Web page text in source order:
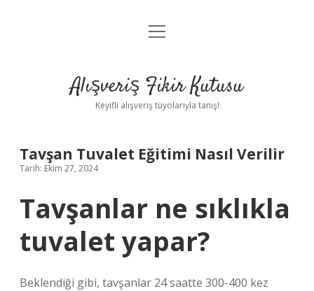
Anasayfa
Yasal Uyarı
menüyü
Alışveriş Fikir Kutusu
Keyifli alışveriş tüyolarıyla tanış!
Tavşan Tuvalet Eğitimi Nasıl Verilir
Tarih: Ekim 27, 2024
Tavşanlar ne sıklıkla
tuvalet yapar?
Beklendiği gibi, tavşanlar 24 saatte 300-400 kez